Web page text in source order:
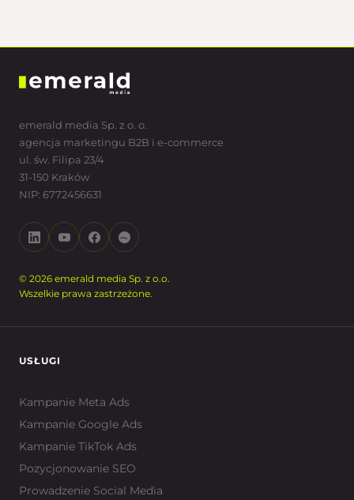
emerald media Sp. z o. o.
agencja marketingu B2B i e-commerce
ul. św. Filipa 23/4
31-150 Kraków
NIP: 6772456631
© 2026 emerald media Sp. z o.o.
Wszelkie prawa zastrzeżone.
USŁUGI
Kampanie Meta Ads
Kampanie Google Ads
Kampanie TikTok Ads
Pozycjonowanie SEO
Prowadzenie Social Media